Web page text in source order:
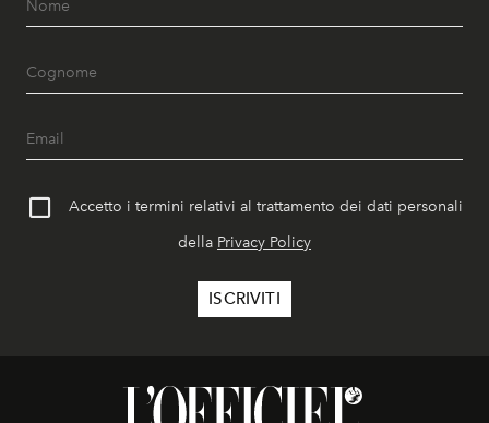
Accetto i termini relativi al trattamento dei dati personali
della Privacy Policy